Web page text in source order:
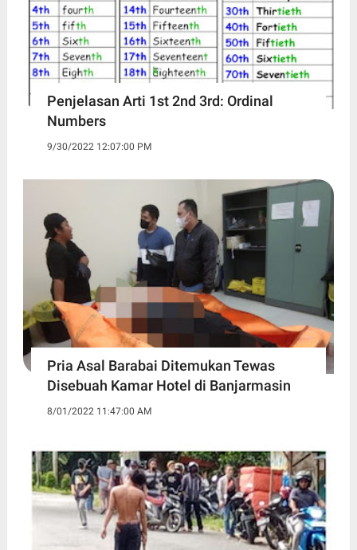
Penjelasan Arti 1st 2nd 3rd: Ordinal
Numbers
9/30/2022 12:07:00 PM
Pria Asal Barabai Ditemukan Tewas
Disebuah Kamar Hotel di Banjarmasin
8/01/2022 11:47:00 AM